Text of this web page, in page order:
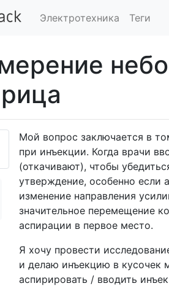
Электротехника Теги
Мой вопрос заключается в
при инъекции. Когда врачи
(откачивают), чтобы
утверждение, особенно если
изменение направления
значительное перемещение
аспирации в первое место.
Я хочу провести
и делаю инъекцию в кусочек
аспирировать / вводить